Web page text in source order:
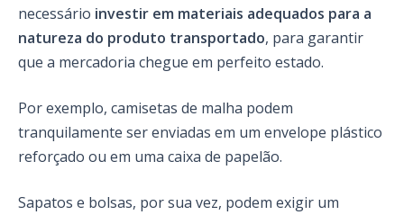
necessário investir em materiais adequados para a
natureza do produto transportado, para garantir
que a mercadoria chegue em perfeito estado.
Por exemplo, camisetas de malha podem
tranquilamente ser enviadas em um envelope plástico
reforçado ou em uma caixa de papelão.
Sapatos e bolsas, por sua vez, podem exigir um